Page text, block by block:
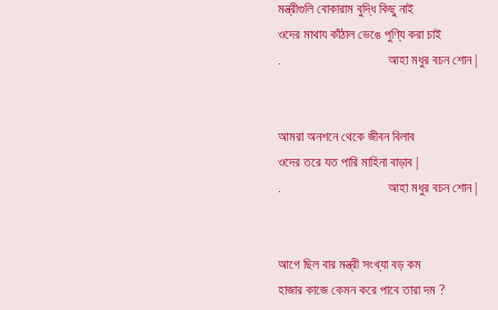
মন্ত্রীগুলি বোকারাম বুদ্ধি কিছু নাই
ওদের মাথায কাঁঠাল ভেঙে পুণ্যি করা চাই
. আহা মধুর বচন শোন |
আমরা অনশনে থেকে জীবন বিলাব
ওদের তরে যত পারি মাহিনা বাড়াব |
. আহা মধুর বচন শোন |
আগে ছিল বার মন্ত্রী সংখ্যা বড় কম
হাজার কাজে কেমন করে পাবে তারা দম ?